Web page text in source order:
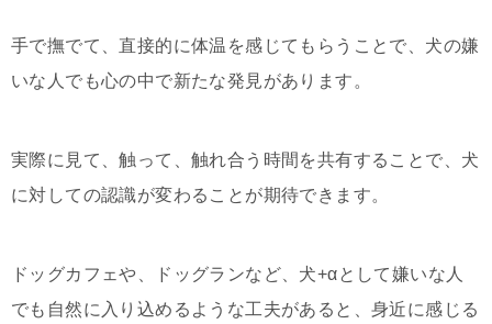
手で撫でて、直接的に体温を感じてもらうことで、犬の嫌
いな人でも心の中で新たな発見があります。
実際に見て、触って、触れ合う時間を共有することで、犬
に対しての認識が変わることが期待できます。
ドッグカフェや、ドッグランなど、犬+αとして嫌いな人
でも自然に入り込めるような工夫があると、身近に感じる